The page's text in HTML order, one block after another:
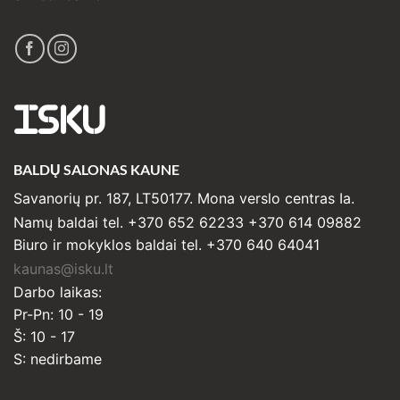
ISKU
BALDŲ SALONAS KAUNE
Savanorių pr. 187, LT50177. Mona verslo centras Ia.
Namų baldai tel. +370 652 62233 +370 614 09882
Biuro ir mokyklos baldai tel. +370 640 64041
kaunas@isku.lt
Darbo laikas:
Pr-Pn: 10 - 19
Š: 10 - 17
S: nedirbame